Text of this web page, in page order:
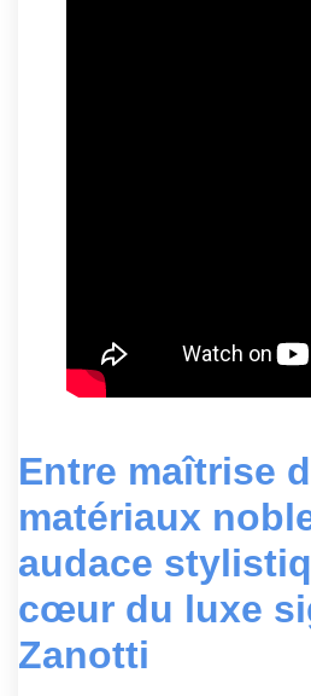
Entre maîtrise
matériaux
audace
cœur du luxe
Zanotti